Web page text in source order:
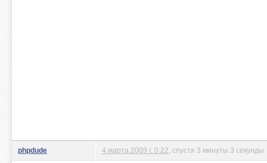
phpdude 4 марта 2009 г. 0:22 , спустя 3 минуты 3 секунды